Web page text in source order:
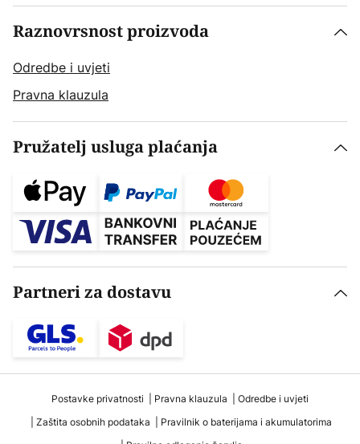
Raznovrsnost proizvoda
Odredbe i uvjeti
Pravna klauzula
Pružatelj usluga plaćanja
Partneri za dostavu
Postavke privatnosti Pravna klauzula
Odredbe i uvjeti
Zaštita osobnih podataka
Pravilnik o baterijama i akumulatorima